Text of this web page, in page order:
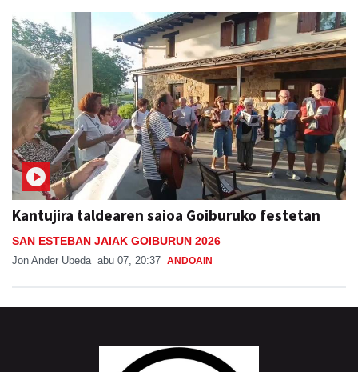
Kantujira taldearen saioa Goiburuko festetan
SAN ESTEBAN JAIAK GOIBURUN 2026
Jon Ander Ubeda abu 07, 20:37 ANDOAIN